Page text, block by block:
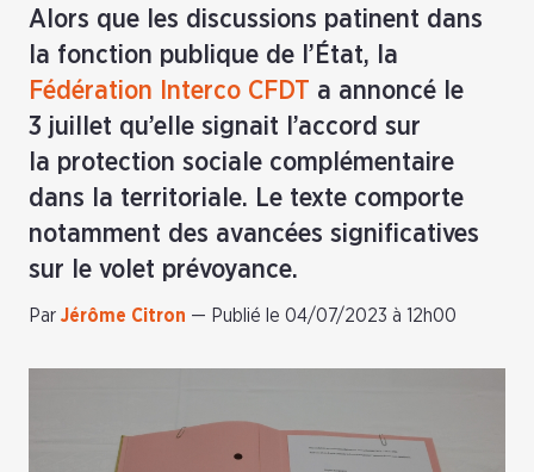
Alors que les discussions patinent dans
la fonction publique de l’État, la
Fédération Interco CFDT a annoncé le
3 juillet qu’elle signait l’accord sur
la protection sociale complémentaire
dans la territoriale. Le texte comporte
notamment des avancées significatives
sur le volet prévoyance.
Par Jérôme Citron — Publié le 04/07/2023 à 12h00